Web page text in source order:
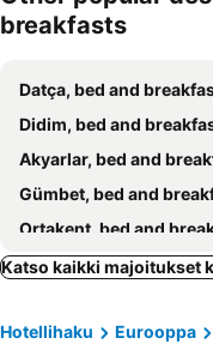
breakfasts
Datça, bed and
Didim, bed and
Akyarlar, bed and
Gümbet, bed and
Ortakent, bed and
Yalıkavak, bed and
Kalymnos - Pothia, bed and
Katso kaikki majoitukset
Hotellihaku Eurooppa